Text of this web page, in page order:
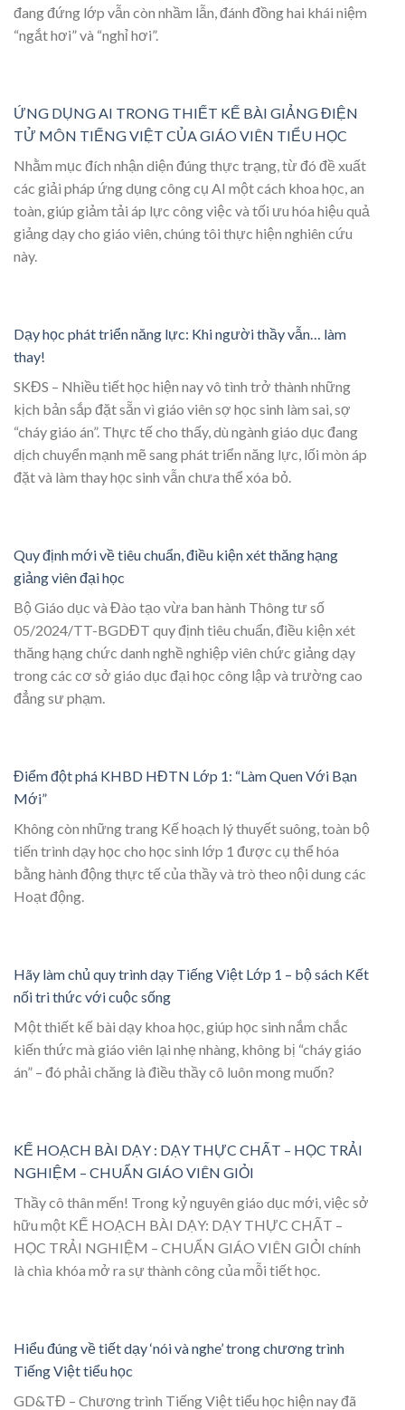
đang đứng lớp vẫn còn nhầm lẫn, đánh đồng hai khái niệm
“ngắt hơi” và “nghỉ hơi”.
ỨNG DỤNG AI TRONG THIẾT KẾ BÀI GIẢNG ĐIỆN
TỬ MÔN TIẾNG VIỆT CỦA GIÁO VIÊN TIỂU HỌC
Nhằm mục đích nhận diện đúng thực trạng, từ đó đề xuất
các giải pháp ứng dụng công cụ AI một cách khoa học, an
toàn, giúp giảm tải áp lực công việc và tối ưu hóa hiệu quả
giảng dạy cho giáo viên, chúng tôi thực hiện nghiên cứu
này.
Dạy học phát triển năng lực: Khi người thầy vẫn… làm
thay!
SKĐS – Nhiều tiết học hiện nay vô tình trở thành những
kịch bản sắp đặt sẵn vì giáo viên sợ học sinh làm sai, sợ
“cháy giáo án”. Thực tế cho thấy, dù ngành giáo dục đang
dịch chuyển mạnh mẽ sang phát triển năng lực, lối mòn áp
đặt và làm thay học sinh vẫn chưa thể xóa bỏ.
Quy định mới về tiêu chuẩn, điều kiện xét thăng hạng
giảng viên đại học
Bộ Giáo dục và Đào tạo vừa ban hành Thông tư số
05/2024/TT-BGDĐT quy định tiêu chuẩn, điều kiện xét
thăng hạng chức danh nghề nghiệp viên chức giảng dạy
trong các cơ sở giáo dục đại học công lập và trường cao
đẳng sư phạm.
Điểm đột phá KHBD HĐTN Lớp 1: “Làm Quen Với Bạn
Mới”
Không còn những trang Kế hoạch lý thuyết suông, toàn bộ
tiến trình dạy học cho học sinh lớp 1 được cụ thể hóa
bằng hành động thực tế của thầy và trò theo nội dung các
Hoạt động.
Hãy làm chủ quy trình dạy Tiếng Việt Lớp 1 – bộ sách Kết
nối tri thức với cuộc sống
Một thiết kế bài dạy khoa học, giúp học sinh nắm chắc
kiến thức mà giáo viên lại nhẹ nhàng, không bị “cháy giáo
án” – đó phải chăng là điều thầy cô luôn mong muốn?
KẾ HOẠCH BÀI DẠY : DẠY THỰC CHẤT – HỌC TRẢI
NGHIỆM – CHUẨN GIÁO VIÊN GIỎI
Thầy cô thân mến! Trong kỷ nguyên giáo dục mới, việc sở
hữu một KẾ HOẠCH BÀI DẠY: DẠY THỰC CHẤT –
HỌC TRẢI NGHIỆM – CHUẨN GIÁO VIÊN GIỎI chính
là chìa khóa mở ra sự thành công của mỗi tiết học.
Hiểu đúng về tiết dạy ‘nói và nghe’ trong chương trình
Tiếng Việt tiểu học
GD&TĐ – Chương trình Tiếng Việt tiểu học hiện nay đã